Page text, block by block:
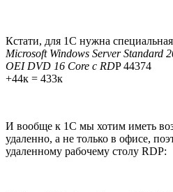
Кстати, для 1С нужна
Microsoft Windows Server Standard
OEI DVD 16 Core с RDP 44374
+44к = 433к
И вообще к 1С мы хотим иметь
удаленно, а не только в офисе,
удаленному рабочему столу RDP: